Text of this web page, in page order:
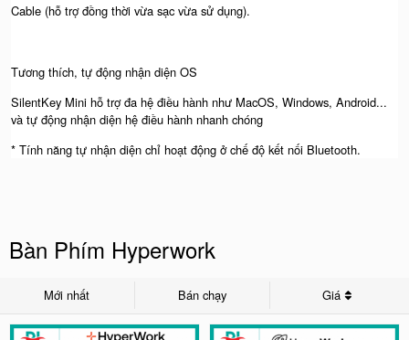
Cable (hỗ trợ đồng thời vừa sạc vừa sử dụng).
Tương thích, tự động nhận diện OS
SilentKey Mini hỗ trợ đa hệ điều hành như MacOS, Windows, Android...
và tự động nhận diện hệ điều hành nhanh chóng
* Tính năng tự nhận diện chỉ hoạt động ở chế độ kết nối Bluetooth.
Bàn Phím Hyperwork
Mới nhất Bán chạy Giá